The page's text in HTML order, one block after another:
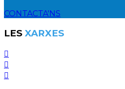
CONTACTA'NS
LES XARXES